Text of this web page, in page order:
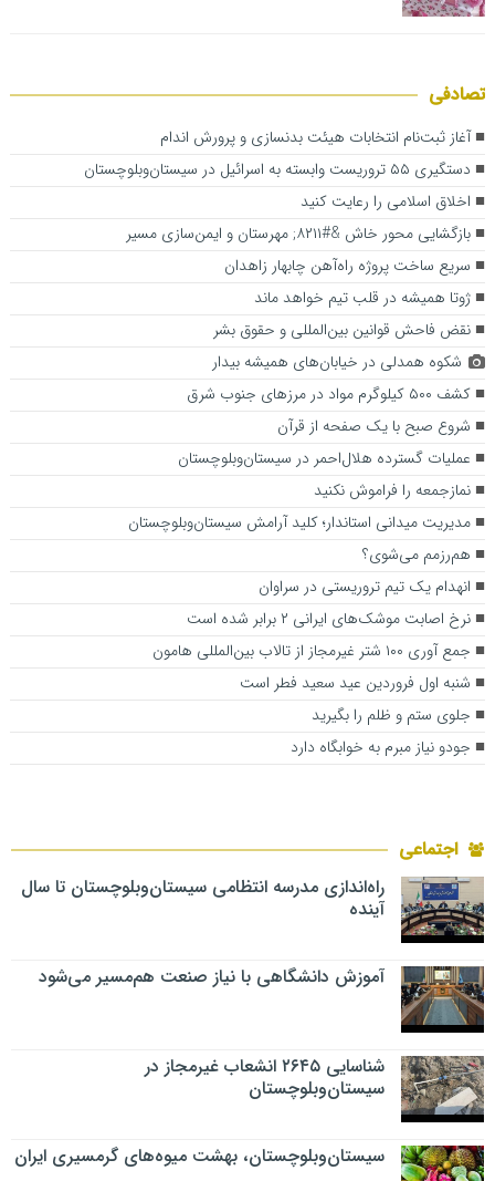
تصادفی
آغاز ثبت‌نام انتخابات هیئت بدنسازی و پرورش اندام
دستگیری ۵۵ تروریست وابسته به اسرائیل در سیستان‌وبلوچستان
اخلاق اسلامی را رعایت کنید
بازگشایی محور خاش &#۸۲۱۱; مهرستان و ایمن‌سازی مسیر
سریع ساخت پروژه راه‌آهن چابهار زاهدان
ژوتا همیشه در قلب تیم خواهد ماند
نقض فاحش قوانین بین‌المللی و حقوق بشر
شکوه همدلی در خیابان‌های همیشه بیدار
کشف ۵۰۰ کیلوگرم مواد در مرزهای جنوب شرق
شروع صبح با یک صفحه از قرآن
عملیات گسترده هلال‌احمر در سیستان‌وبلوچستان
نمازجمعه را فراموش نکنید
مدیریت میدانی استاندار؛ کلید آرامش سیستان‌وبلوچستان
هم‌رزمم می‌شوی؟
انهدام یک تیم تروریستی در سراوان
نرخ اصابت موشک‌های ایرانی ۲ برابر شده است
جمع آوری ۱۰۰ شتر غیرمجاز از تالاب بین‌المللی هامون
شنبه اول فروردین عید سعید فطر است
جلوی ستم و ظلم را بگیرید
جودو نیاز مبرم به خوابگاه دارد
اجتماعی
راه‌اندازی مدرسه انتظامی سیستان‌وبلوچستان تا سال
آینده
آموزش دانشگاهی با نیاز صنعت هم‌مسیر می‌شود
شناسایی ۲۶۴۵ انشعاب غیرمجاز در
سیستان‌وبلوچستان
سیستان‌وبلوچستان، بهشت میوه‌های گرمسیری ایران